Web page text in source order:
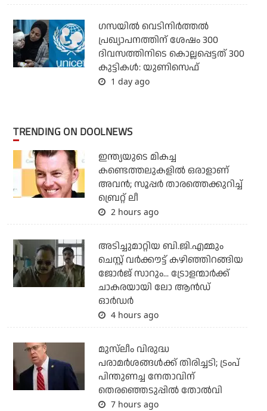
ഗസയില്‍ വെടിനിര്‍ത്തല്‍
പ്രഖ്യാപനത്തിന് ശേഷം 300
ദിവസത്തിനിടെ കൊല്ലപ്പെട്ടത് 300
കുട്ടികള്‍: യുണിസെഫ്
1 day ago
TRENDING ON DOOLNEWS
ഇന്ത്യയുടെ മികച്ച
കണ്ടെത്തലുകളില്‍ ഒരാളാണ്
അവന്‍; സൂപ്പര്‍ താരത്തെക്കുറിച്ച്
ബ്രെറ്റ് ലീ
2 hours ago
അടിച്ചുമാറ്റിയ ബി.ജി.എമ്മും
ചെസ്റ്റ് വര്‍ക്കൗട്ട് കഴിഞ്ഞിറങ്ങിയ
ജോര്‍ജ് സാറും... ട്രോളന്മാര്‍ക്ക്
ചാകരയായി ലോ ആന്‍ഡ്
ഓര്‍ഡര്‍
4 hours ago
മുസ്‌ലീം വിരുദ്ധ
പരാമര്‍ശങ്ങള്‍ക്ക് തിരിച്ചടി; ട്രംപ്
പിന്തുണച്ച നേതാവിന്
തെരഞ്ഞെടുപ്പില്‍ തോല്‍വി
7 hours ago